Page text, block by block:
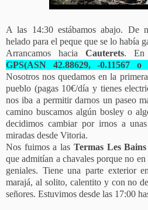
A las 14:30 estábamos abajo. De
helado para el peque que se lo había
Arrancamos hacia Cauterets. En
GPS(ASN 42.88629, -0.11567 o
Nosotros nos quedamos en la
pueblo (pagas 10€/día y tienes
nos iba a permitir darnos un paseo
camino buscamos algún bosley o
decidimos cambiar por irnos a
miradas desde Vitoria.
Nos fuimos a las Termas Les
que admitían a chavales porque no
geniales. Tiene una parte exterior
marajá, al solito, calentito y con no
señores. Estuvimos desde las 17:00